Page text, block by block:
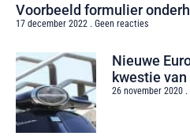
Voorbeeld formulier
17 december 2022 Geen reacties
Nieuwe
kwestie
26 november 2020